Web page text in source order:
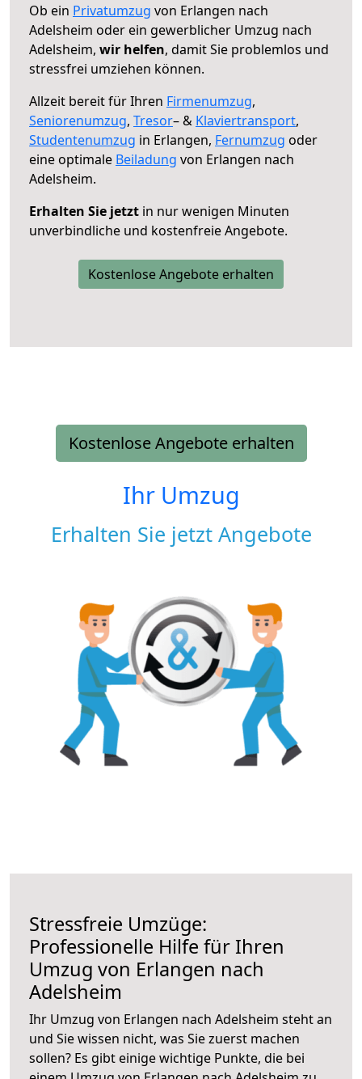
Ob ein Privatumzug von Erlangen nach
Adelsheim oder ein gewerblicher Umzug nach
Adelsheim, wir helfen, damit Sie problemlos und
stressfrei umziehen können.
Allzeit bereit für Ihren Firmenumzug,
Seniorenumzug, Tresor– & Klaviertransport,
Studentenumzug in Erlangen, Fernumzug oder
eine optimale Beiladung von Erlangen nach
Adelsheim.
Erhalten Sie jetzt in nur wenigen Minuten
unverbindliche und kostenfreie Angebote.
Kostenlose Angebote erhalten
Kostenlose Angebote erhalten
Ihr Umzug
Erhalten Sie jetzt Angebote
Stressfreie Umzüge:
Professionelle Hilfe für Ihren
Umzug von Erlangen nach
Adelsheim
Ihr Umzug von Erlangen nach Adelsheim steht an
und Sie wissen nicht, was Sie zuerst machen
sollen? Es gibt einige wichtige Punkte, die bei